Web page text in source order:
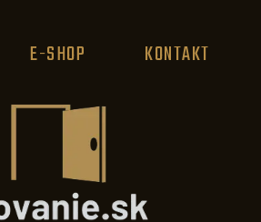
E-SHOP KONTAKT